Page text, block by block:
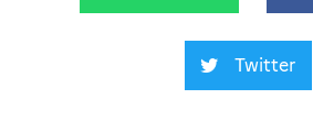
Twitter